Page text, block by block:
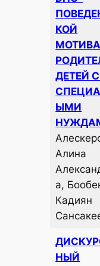
КОЙ
ДЕТЕЙ
ЫМИ
Алина
а,
Кадиян
НЫЙ